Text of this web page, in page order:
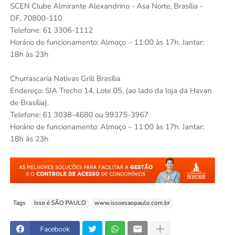
SCEN Clube Almirante Alexandrino - Asa Norte, Brasília -
DF, 70800-110
Telefone: 61 3306-1112
Horário de funcionamento: Almoço – 11:00 às 17h. Jantar:
18h às 23h
Churrascaria Nativas Grill Brasília
Endereço: SIA Trecho 14, Lote 05, (ao lado da loja da Havan
de Brasília).
Telefone: 61 3038-4680 ou 99375-3967
Horário de funcionamento: Almoço – 11:00 às 17h. Jantar:
18h às 23h
Tags Isso é SÃO PAULO www.issoesaopaulo.com.br
Facebook